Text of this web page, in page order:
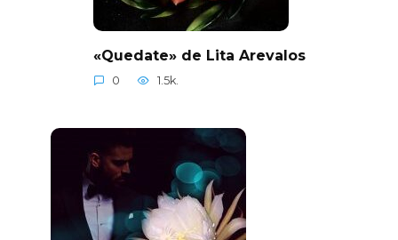
«Quedate» de Lita Arevalos
0 1.5k.